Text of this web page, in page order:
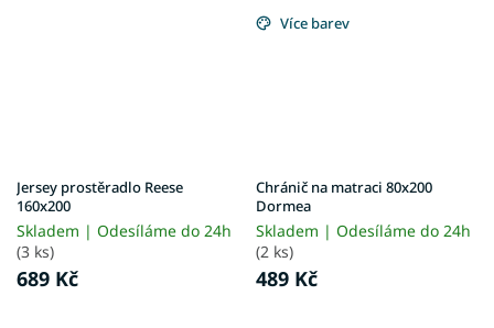
Jersey prostěradlo Reese
160x200
Skladem | Odesíláme do 24h
(3 ks)
689 Kč
Více barev
Chránič na matraci 80x200
Dormea
Skladem | Odesíláme do 24h
(2 ks)
489 Kč